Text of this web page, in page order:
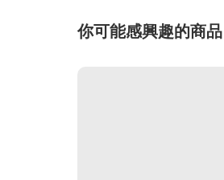
你可能感興趣的商品